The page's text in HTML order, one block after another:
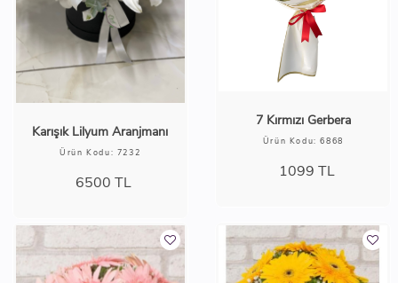
Karışık Lilyum Aranjmanı
Ürün Kodu: 7232
6500 TL
7 Kırmızı Gerbera
Ürün Kodu: 6868
1099 TL